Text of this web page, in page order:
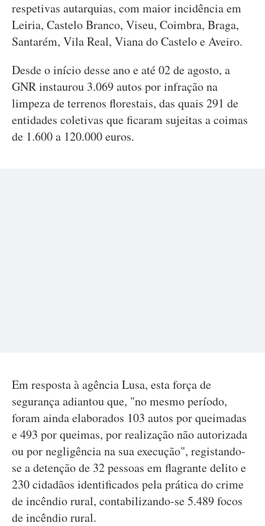
respetivas autarquias, com maior incidência em
Leiria, Castelo Branco, Viseu, Coimbra, Braga,
Santarém, Vila Real, Viana do Castelo e Aveiro.
Desde o início desse ano e até 02 de agosto, a
GNR instaurou 3.069 autos por infração na
limpeza de terrenos florestais, das quais 291 de
entidades coletivas que ficaram sujeitas a coimas
de 1.600 a 120.000 euros.
Em resposta à agência Lusa, esta força de
segurança adiantou que, "no mesmo período,
foram ainda elaborados 103 autos por queimadas
e 493 por queimas, por realização não autorizada
ou por negligência na sua execução", registando-
se a detenção de 32 pessoas em flagrante delito e
230 cidadãos identificados pela prática do crime
de incêndio rural, contabilizando-se 5.489 focos
de incêndio rural.